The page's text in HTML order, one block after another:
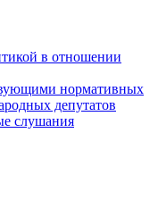
в отношении
нормативных
депутатов
слушания